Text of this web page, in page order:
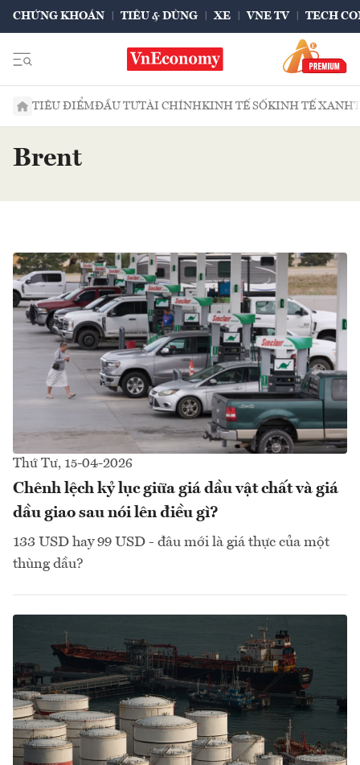
CHỨNG KHOÁN TIÊU & DÙNG XE VNE TV TECH
TIÊU ĐIỂMĐẦU TƯTÀI CHÍNHKINH TẾ SỐKINH TẾ XANH
Brent
Thứ Tư, 15-04-2026
Chênh lệch kỷ lục giữa giá dầu vật chất và giá
dầu giao sau nói lên điều gì?
133 USD hay 99 USD - đâu mới là giá thực của một
thùng dầu?